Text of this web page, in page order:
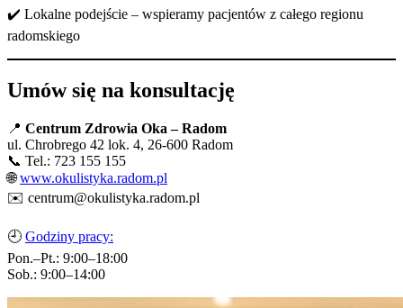
✔️ Lokalne podejście – wspieramy pacjentów z całego regionu
radomskiego
Umów się na konsultację
📍 Centrum Zdrowia Oka – Radom
ul. Chrobrego 42 lok. 4, 26-600 Radom
📞 Tel.: 723 155 155
🌐www.okulistyka.radom.pl
✉️ centrum@okulistyka.radom.pl
🕘 Godziny pracy:
Pon.–Pt.: 9:00–18:00
Sob.: 9:00–14:00